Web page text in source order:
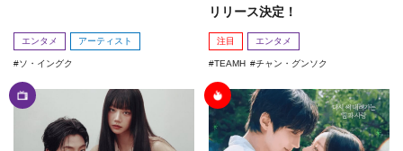
エンタメ アーティスト
ソ・イングク
リリース決定！
注目 エンタメ
TEAMH チャン・グンソク